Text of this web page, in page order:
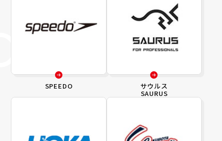
SPEEDO サウルス
SAURUS